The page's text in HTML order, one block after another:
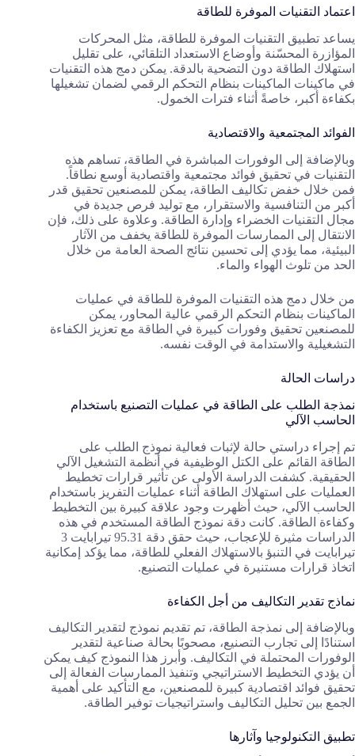
اعتماد التقنيات الموفرة للطاقة
يساعد تطبيق التقنيات الموفرة للطاقة، مثل المحركات
المؤازرة المحسّنة وأوضاع الاستعداد التلقائي، على تقليل
استهلاك الطاقة دون التضحية بالدقة. يمكن دمج هذه التقنيات
في ماكينات الماكينات بنظام التحكم الرقمي لضمان تشغيلها
بكفاءة أكبر، خاصةً أثناء فترات الخمول.
الفوائد المجتمعية والاقتصادية
وبالإضافة إلى الوفورات المباشرة في الطاقة، تساهم هذه
التقنيات في تحقيق فوائد مجتمعية واقتصادية أوسع نطاقاً.
فمن خلال خفض تكاليف الطاقة، يمكن للمصنعين تحقيق قدر
أكبر من التنافسية والاستقرار، مع توليد فرص جديدة في
مجال التقنيات الخضراء وإدارة الطاقة. وعلاوة على ذلك، فإن
الانتقال إلى الممارسات الموفرة للطاقة يخفف من الآثار
البيئية، مما يؤدي إلى تحسين نتائج الصحة العامة من خلال
الحد من تلوث الهواء والماء.
من خلال دمج هذه التقنيات الموفرة للطاقة في عمليات
الماكينات بنظام التحكم الرقمي عالية المحاور، يمكن
للمصنعين تحقيق وفورات كبيرة في الطاقة مع تعزيز الكفاءة
التشغيلية والاستدامة في الوقت نفسه.
دراسات الحالة
نمذجة الطلب على الطاقة في عمليات التصنيع باستخدام
الحاسب الآلي
تم إجراء دراستي حالة لإثبات فعالية نموذج الطلب على
الطاقة القائم على الكتل الوظيفية في أنظمة التشغيل الآلي
الحقيقية. كشفت الدراسة الأولى عن تأثير قرارات تخطيط
العمليات على استهلاك الطاقة أثناء عمليات التفريز باستخدام
الحاسب الآلي، حيث أظهرت وجود علاقة كبيرة بين التخطيط
وكفاءة الطاقة. كانت دقة نموذج الطاقة المستخدم في هذه
الدراسات مثيرة للإعجاب، حيث حقق دقة 95.31 تيرابايت 3
تيرابايت في التنبؤ بالاستهلاك الفعلي للطاقة، مما يؤكد إمكانية
اتخاذ قرارات مستنيرة في عمليات التصنيع.
نماذج تقدير التكاليف من أجل الكفاءة
وبالإضافة إلى نمذجة الطاقة، تم تقديم نموذج لتقدير التكاليف
استنادًا إلى تجارب التصنيع، مصحوبًا بحالة صناعية لتقدير
الوفورات المحتملة في التكاليف. وأبرز هذا النموذج كيف يمكن
أن يؤدي التخطيط الاستراتيجي وتنفيذ الممارسات الفعالة إلى
تحقيق فوائد اقتصادية كبيرة للمصنعين، مع التأكيد على أهمية
الجمع بين تحليل التكاليف واستراتيجيات توفير الطاقة.
تطبيق التكنولوجيا وآثارها